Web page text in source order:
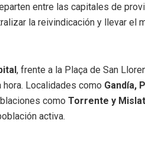
entre las capitales de
la reivindicación y llevar el
, frente a la Plaça de San
Localidades como Gandía,
como Torrente y
activa.